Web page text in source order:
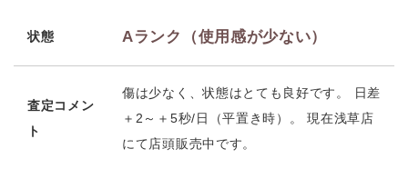
状態 Aランク（使用感が少ない）
査定コメン
ト
傷は少なく、状態はとても良好です。 日差
＋2～＋5秒/日（平置き時）。 現在浅草店
にて店頭販売中です。